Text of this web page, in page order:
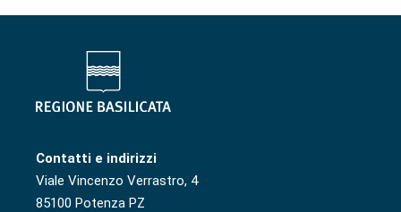
Contatti e indirizzi
Viale Vincenzo Verrastro, 4
85100 Potenza PZ